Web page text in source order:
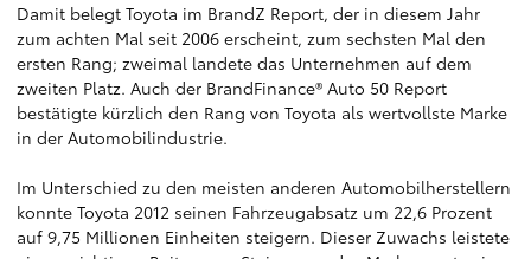
Damit belegt Toyota im BrandZ Report, der in diesem Jahr
zum achten Mal seit 2006 erscheint, zum sechsten Mal den
ersten Rang; zweimal landete das Unternehmen auf dem
zweiten Platz. Auch der BrandFinance® Auto 50 Report
bestätigte kürzlich den Rang von Toyota als wertvollste Marke
in der Automobilindustrie.
Im Unterschied zu den meisten anderen Automobilherstellern
konnte Toyota 2012 seinen Fahrzeugabsatz um 22,6 Prozent
auf 9,75 Millionen Einheiten steigern. Dieser Zuwachs leistete